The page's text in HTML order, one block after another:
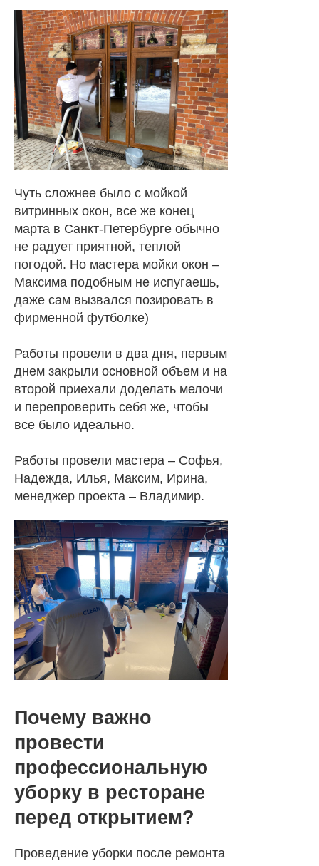
Чуть сложнее было с мойкой
витринных окон, все же конец
марта в Санкт-Петербурге обычно
не радует приятной, теплой
погодой. Но мастера мойки окон –
Максима подобным не испугаешь,
даже сам вызвался позировать в
фирменной футболке)
Работы провели в два дня, первым
днем закрыли основной объем и на
второй приехали доделать мелочи
и перепроверить себя же, чтобы
все было идеально.
Работы провели мастера – Софья,
Надежда, Илья, Максим, Ирина,
менеджер проекта – Владимир.
Почему важно
провести
профессиональную
уборку в ресторане
перед открытием?
Проведение уборки после ремонта